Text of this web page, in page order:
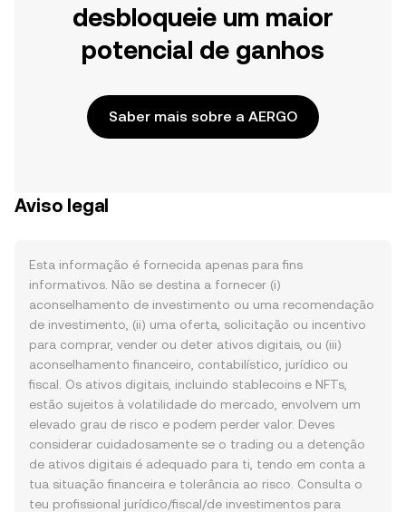
desbloqueie um maior
potencial de ganhos
Saber mais sobre a AERGO
Aviso legal
Esta informação é fornecida apenas para fins
informativos. Não se destina a fornecer (i)
aconselhamento de investimento ou uma recomendação
de investimento, (ii) uma oferta, solicitação ou incentivo
para comprar, vender ou deter ativos digitais, ou (iii)
aconselhamento financeiro, contabilístico, jurídico ou
fiscal. Os ativos digitais, incluindo stablecoins e NFTs,
estão sujeitos à volatilidade do mercado, envolvem um
elevado grau de risco e podem perder valor. Deves
considerar cuidadosamente se o trading ou a detenção
de ativos digitais é adequado para ti, tendo em conta a
tua situação financeira e tolerância ao risco. Consulta o
teu profissional jurídico/fiscal/de investimentos para